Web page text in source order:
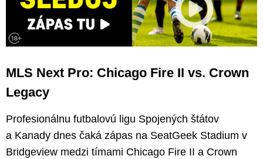
MLS Next Pro: Chicago Fire II vs. Crown
Legacy
Profesionálnu futbalovú ligu Spojených štátov
a Kanady dnes čaká zápas na SeatGeek Stadium v ​​​​
Bridgeview medzi tímami Chicago Fire II a Crown